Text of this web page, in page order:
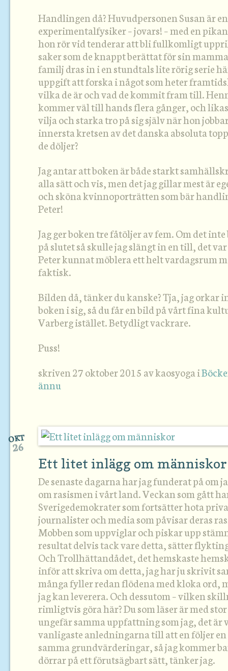
Handlingen då? Huvudpersonen Susan är
experimentalfysiker – jovars! – med en
hon rör vid tenderar att bli fullkomligt
saker som de knappt berättat för sin
familj dras in i en stundtals lite rörig serie
uppgift att forska i något som heter
vilka de är och vad de kommit fram till.
kommer väl till hands flera gånger, och
vilja och starka tro på sig själv när hon
innersta kretsen av det danska absoluta
de döljer?
Jag antar att boken är både starkt
alla sätt och vis, men det jag gillar mest är
och sköna kvinnoporträtten som bär
Peter!
Jag ger boken tre fåtöljer av fem. Om det
på slutet så skulle jag slängt in en till, det
Peter kunnat möblera ett helt vardagsrum
faktisk.
Bilden då, tänker du kanske? Tja, jag orkar
boken i sig, så du får en bild på vårt fina
Varberg istället. Betydligt vackrare.
Puss!
skriven 27 oktober 2015 av kaosyoga i
ännu
Ett litet inlägg om människor
OKT
26
De senaste dagarna har jag funderat på om
om rasismen i vårt land. Veckan som gått
Sverigedemokrater som fortsätter hota
journalister och media som påvisar deras
Mobben som uppviglar och piskar upp
resultat delvis tack vare detta, sätter
Och Trollhättandådet, det hemskaste
inför att skriva om detta, jag har ju skrivit
många fyller redan flödena med kloka ord,
jag kan leverera. Och dessutom – vilken
rimligtvis göra här? Du som läser är med
ungefär samma uppfattning som jag, det är
vanligaste anledningarna till att en följer en
samma grundvärderingar, så jag kommer
dörrar på ett förutsägbart sätt, tänker jag.